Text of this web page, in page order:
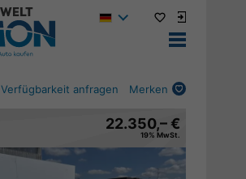
Verfügbarkeit anfragen Merken
22.350,– €
19% MwSt.